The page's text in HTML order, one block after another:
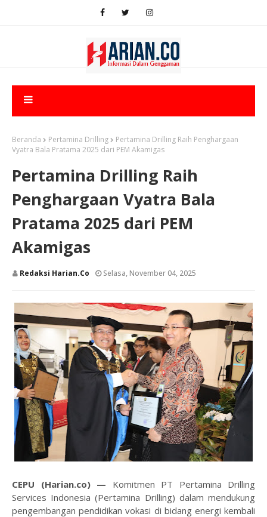
Beranda Pertamina Drilling
Pertamina Drilling Raih Penghargaan
Vyatra Bala Pratama 2025 dari PEM Akamigas
Pertamina Drilling Raih
Penghargaan Vyatra Bala
Pratama 2025 dari PEM
Akamigas
Redaksi Harian.co Selasa, November 04, 2025
CEPU (Harian.co) — Komitmen PT Pertamina Drilling
Services Indonesia (Pertamina Drilling) dalam mendukung
pengembangan pendidikan vokasi di bidang energi kembali